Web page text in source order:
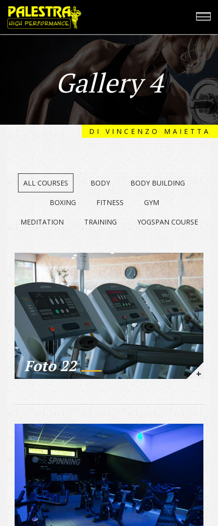
Gallery 4
DI VINCENZO MAIETTA
ALL COURSES BODY BODY BUILDING
BOXING FITNESS GYM
MEDITATION TRAINING YOGSPAN COURSE
Foto 22 +